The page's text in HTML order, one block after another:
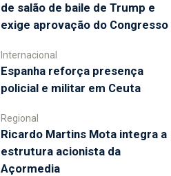
de salão de baile de Trump e
exige aprovação do Congresso
Internacional
Espanha reforça presença
policial e militar em Ceuta
Regional
Ricardo Martins Mota integra a
estrutura acionista da
Açormedia